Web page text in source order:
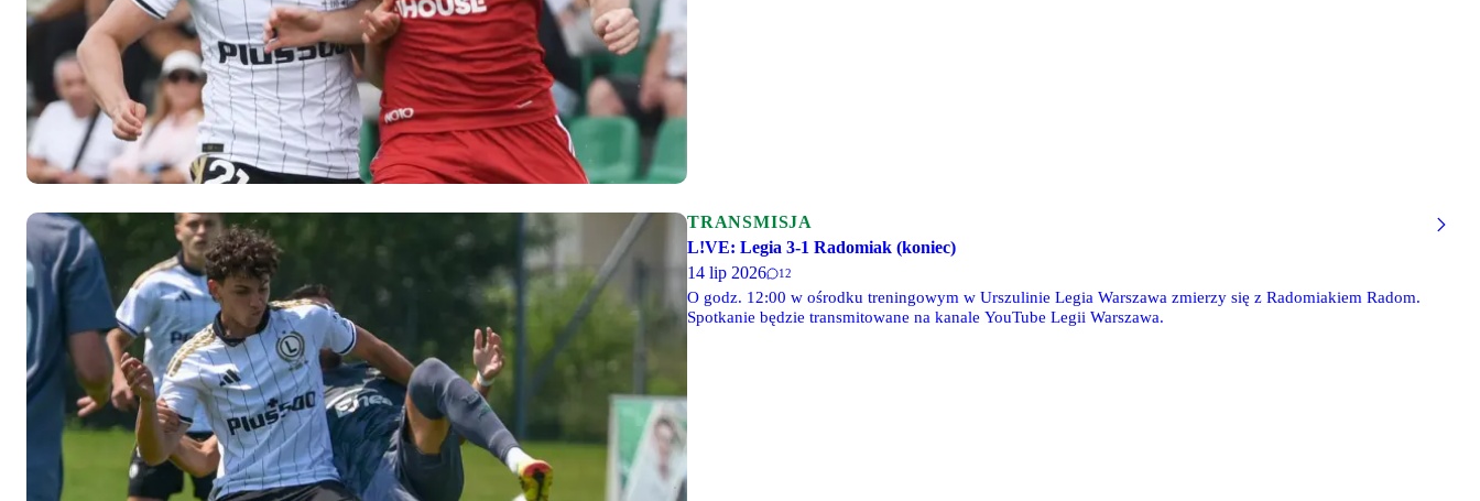
TRANSMISJA
L!VE: Legia 3-1 Radomiak (koniec)
14 lip 2026
12
O godz. 12:00 w ośrodku treningowym w Urszulinie Legia Warszawa zmierzy się z Radomiakiem Radom.
Spotkanie będzie transmitowane na kanale YouTube Legii Warszawa.